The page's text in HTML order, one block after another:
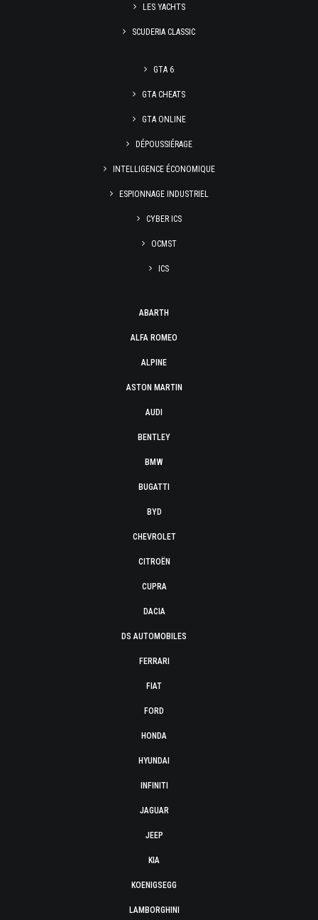
LES YACHTS
SCUDERIA CLASSIC
GTA 6
GTA CHEATS
GTA ONLINE
DÉPOUSSIÉRAGE
INTELLIGENCE ÉCONOMIQUE
ESPIONNAGE INDUSTRIEL
CYBER ICS
OCMST
ICS
ABARTH
ALFA ROMEO
ALPINE
ASTON MARTIN
AUDI
BENTLEY
BMW
BUGATTI
BYD
CHEVROLET
CITROËN
CUPRA
DACIA
DS AUTOMOBILES
FERRARI
FIAT
FORD
HONDA
HYUNDAI
INFINITI
JAGUAR
JEEP
KIA
KOENIGSEGG
LAMBORGHINI